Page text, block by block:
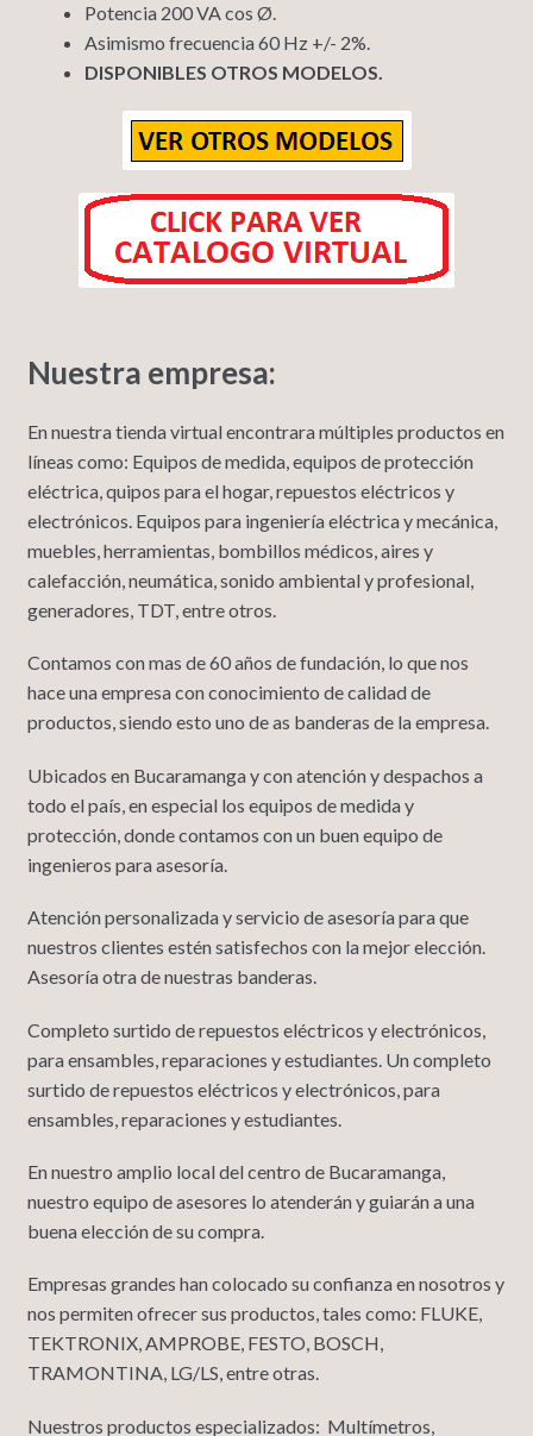
Potencia 200 VA cos Ø.
Asimismo frecuencia 60 Hz +/- 2%.
DISPONIBLES OTROS MODELOS.
Nuestra empresa:
En nuestra tienda virtual encontrara múltiples productos en
líneas como: Equipos de medida, equipos de protección
eléctrica, quipos para el hogar, repuestos eléctricos y
electrónicos. Equipos para ingeniería eléctrica y mecánica,
muebles, herramientas, bombillos médicos, aires y
calefacción, neumática, sonido ambiental y profesional,
generadores, TDT, entre otros.
Contamos con mas de 60 años de fundación, lo que nos
hace una empresa con conocimiento de calidad de
productos, siendo esto uno de as banderas de la empresa.
Ubicados en Bucaramanga y con atención y despachos a
todo el país, en especial los equipos de medida y
protección, donde contamos con un buen equipo de
ingenieros para asesoría.
Atención personalizada y servicio de asesoría para que
nuestros clientes estén satisfechos con la mejor elección.
Asesoría otra de nuestras banderas.
Completo surtido de repuestos eléctricos y electrónicos,
para ensambles, reparaciones y estudiantes. Un completo
surtido de repuestos eléctricos y electrónicos, para
ensambles, reparaciones y estudiantes.
En nuestro amplio local del centro de Bucaramanga,
nuestro equipo de asesores lo atenderán y guiarán a una
buena elección de su compra.
Empresas grandes han colocado su confianza en nosotros y
nos permiten ofrecer sus productos, tales como: FLUKE,
TEKTRONIX, AMPROBE, FESTO, BOSCH,
TRAMONTINA, LG/LS, entre otras.
Nuestros productos especializados: Multímetros,